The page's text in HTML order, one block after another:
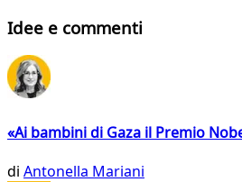
Idee e commenti
«Ai bambini di Gaza il Premio
di Antonella Mariani